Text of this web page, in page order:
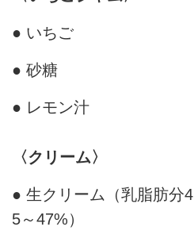
● いちご
● 砂糖
● レモン汁
〈クリーム〉
● 生クリーム（乳脂肪分4
5～47%）